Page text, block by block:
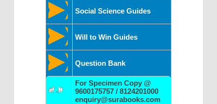
Social Science Guides
Will to Win Guides
Question Bank
For Specimen Copy @
9600175757 / 8124201000
enquiry@surabooks.com